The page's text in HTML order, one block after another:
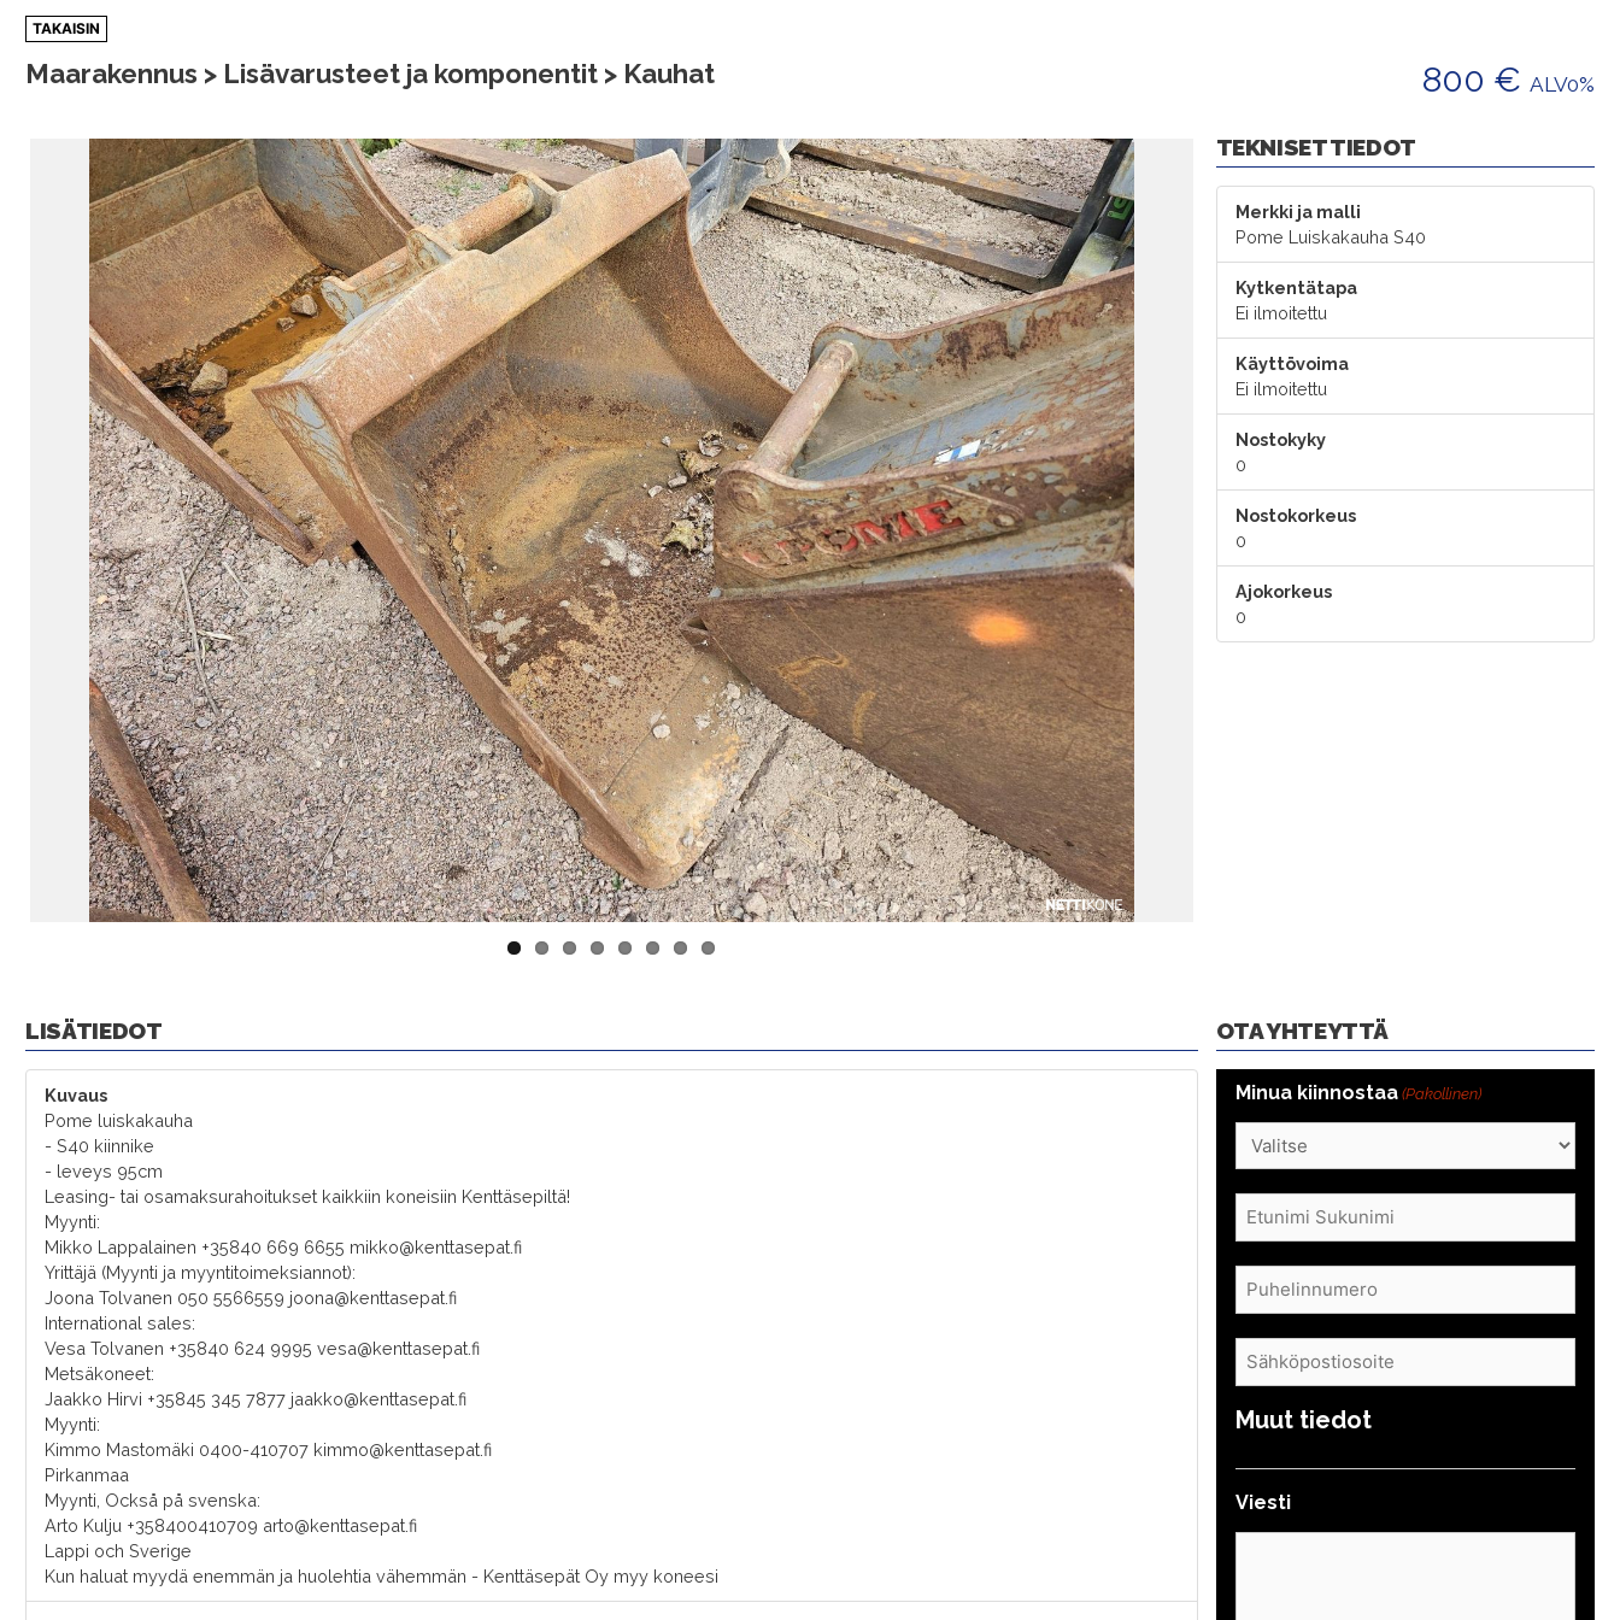
Siirry
sisältöön
TAKAISIN
Maarakennus > Lisävarusteet ja komponentit > Kauhat 800 € ALV0%
TEKNISET TIEDOT
Merkki ja malli
Pome Luiskakauha S40
Kytkentätapa
Ei ilmoitettu
Käyttövoima
Ei ilmoitettu
Nostokyky
0
Nostokorkeus
0
Ajokorkeus
0
LISÄTIEDOT
Kuvaus
Pome luiskakauha
- S40 kiinnike
- leveys 95cm
Leasing- tai osamaksurahoitukset kaikkiin koneisiin Kenttäsepiltä!
Myynti:
Mikko Lappalainen +35840 669 6655 mikko@kenttasepat.fi
Yrittäjä (Myynti ja myyntitoimeksiannot):
Joona Tolvanen 050 5566559 joona@kenttasepat.fi
International sales:
Vesa Tolvanen +35840 624 9995 vesa@kenttasepat.fi
Metsäkoneet:
Jaakko Hirvi +35845 345 7877 jaakko@kenttasepat.fi
Myynti:
Kimmo Mastomäki 0400-410707 kimmo@kenttasepat.fi
Pirkanmaa
Myynti, Också på svenska:
Arto Kulju +358400410709 arto@kenttasepat.fi
Lappi och Sverige
Kun haluat myydä enemmän ja huolehtia vähemmän - Kenttäsepät Oy myy koneesi
OTA YHTEYTTÄ
Minua kiinnostaa (Pakollinen)
Nimi
Puhelin
Sähköposti
(Pakollinen)
Muut tiedot
Viesti